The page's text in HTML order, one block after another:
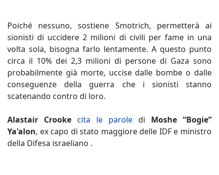
Poiché nessuno, sostiene Smotrich, permetterà ai
sionisti di uccidere 2 milioni di civili per fame in una
volta sola, bisogna farlo lentamente. A questo punto
circa il 10% dei 2,3 milioni di persone di Gaza sono
probabilmente già morte, uccise dalle bombe o dalle
conseguenze della guerra che i sionisti stanno
scatenando contro di loro.
Alastair Crooke cita le parole di Moshe “Bogie”
Ya'alon, ex capo di stato maggiore delle IDF e ministro
della Difesa israeliano .